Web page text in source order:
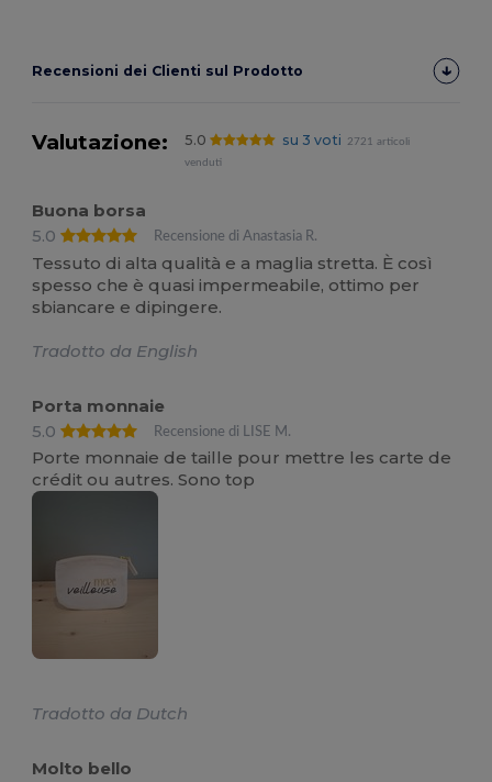
Recensioni dei Clienti sul Prodotto
Valutazione: 5.0 su 3 voti
2721 articoli
venduti
Buona borsa
5.0
Recensione di Anastasia R.
Tessuto di alta qualità e a maglia stretta. È così
spesso che è quasi impermeabile, ottimo per
sbiancare e dipingere.
Tradotto da English
Porta monnaie
5.0
Recensione di LISE M.
Porte monnaie de taille pour mettre les carte de
crédit ou autres. Sono top
Tradotto da Dutch
Molto bello